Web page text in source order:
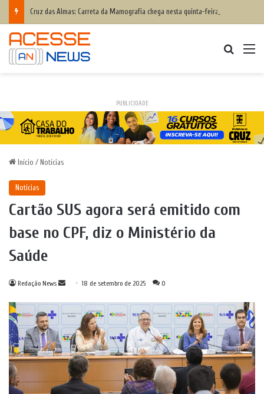
PUBLICIDADE
Início / Notícias
Notícias
Cartão SUS agora será emitido com
base no CPF, diz o Ministério da
Saúde
Redação News
Mande
e-
mail
18 de setembro de 2025 0